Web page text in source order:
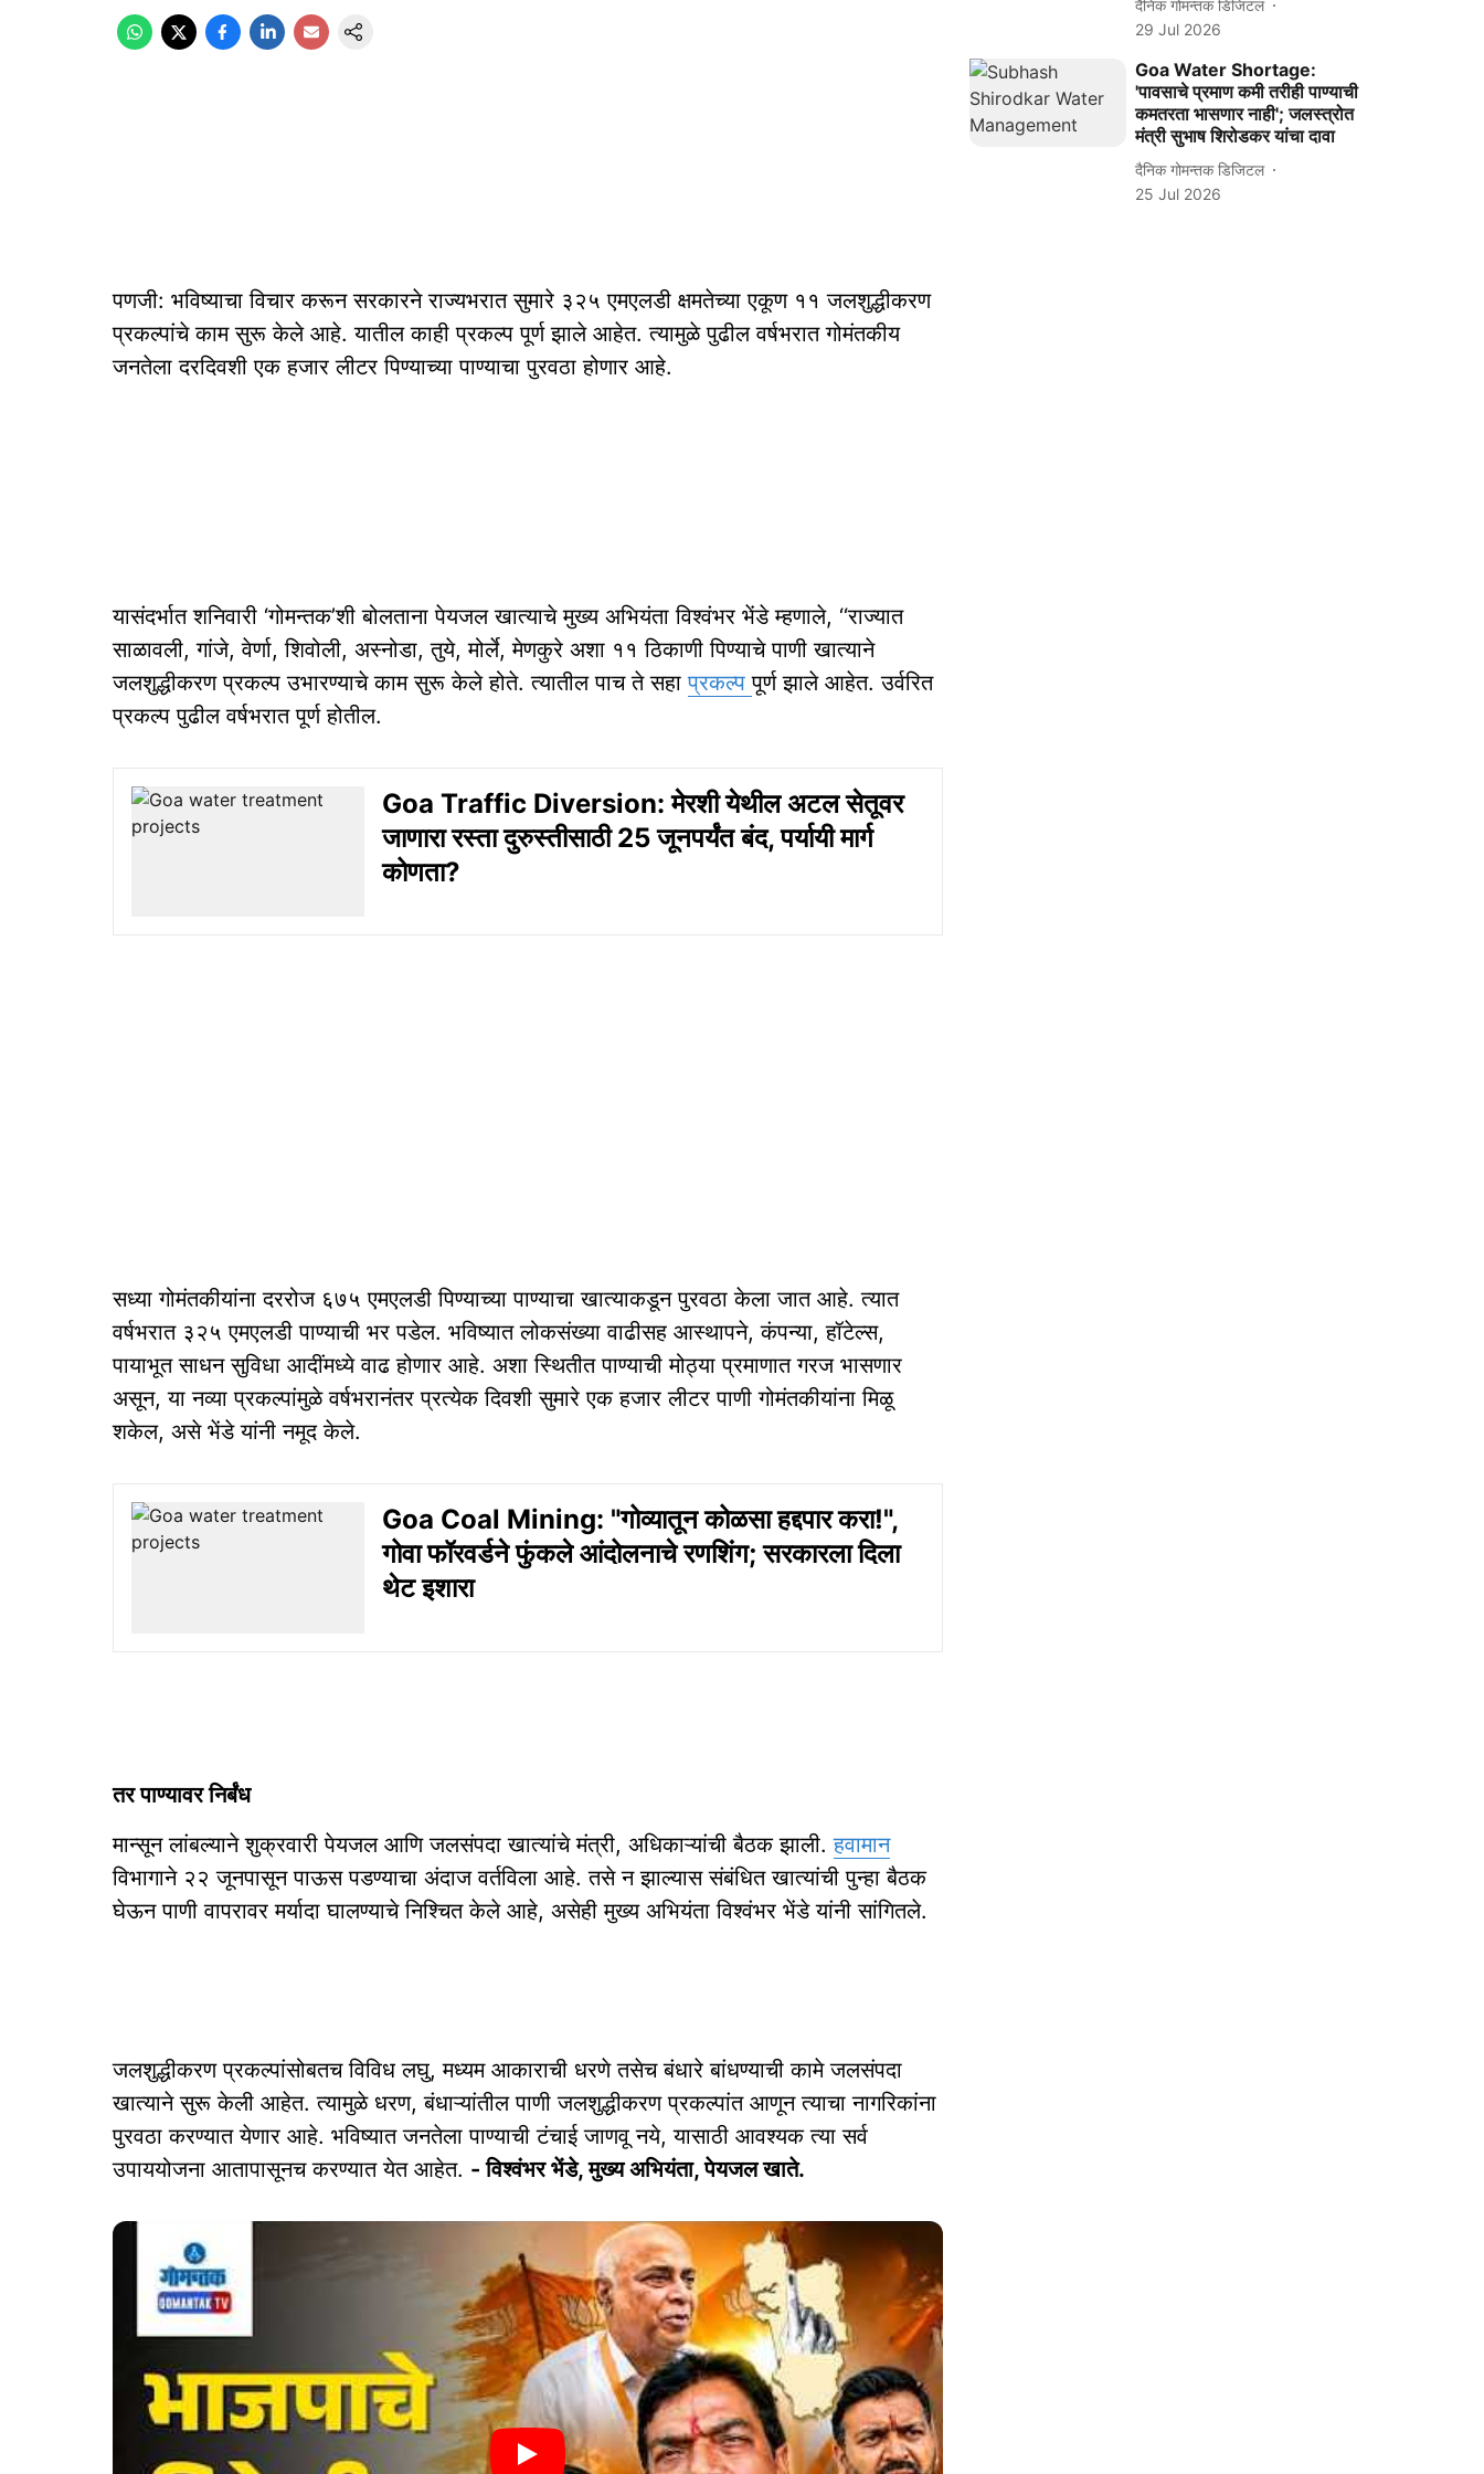
पणजी: भविष्‍याचा विचार करून सरकारने राज्‍यभरात सुमारे ३२५ एमएलडी क्षमतेच्‍या एकूण ११ जलशुद्धीकरण
प्रकल्‍पांचे काम सुरू केले आहे. यातील काही प्रकल्‍प पूर्ण झाले आहेत. त्‍यामुळे पुढील वर्षभरात गोमंतकीय
जनतेला दरदिवशी एक हजार लीटर पिण्‍याच्‍या पाण्‍याचा पुरवठा होणार आहे.
यासंदर्भात शनिवारी ‘गोमन्‍तक’शी बोलताना पेयजल खात्‍याचे मुख्‍य अभियंता विश्‍‍वंभर भेंडे म्‍हणाले, ‘‘राज्‍यात
साळावली, गांजे, वेर्णा, शिवोली, अस्‍नोडा, तुये, मोर्ले, मेणकुरे अशा ११ ठिकाणी पिण्‍याचे पाणी खात्‍याने
जलशुद्धीकरण प्रकल्‍प उभारण्‍याचे काम सुरू केले होते. त्‍यातील पाच ते सहाप्रकल्‍पपूर्ण झाले आहेत. उर्वरित
प्रकल्‍प पुढील वर्षभरात पूर्ण होतील.
Goa Traffic Diversion: मेरशी येथील अटल सेतूवर
जाणारा रस्ता दुरुस्तीसाठी 25 जूनपर्यंत बंद, पर्यायी मार्ग
कोणता?
सध्‍या गोमंतकीयांना दररोज ६७५ एमएलडी पिण्‍याच्‍या पाण्‍याचा खात्‍याकडून पुरवठा केला जात आहे. त्‍यात
वर्षभरात ३२५ एमएलडी पाण्‍याची भर पडेल. भविष्‍यात लोकसंख्‍या वाढीसह आस्‍थापने, कंपन्‍या, हॉटेल्‍स,
पायाभूत साधन सुविधा आदींमध्‍ये वाढ होणार आहे. अशा स्‍थितीत पाण्‍याची मोठ्या प्रमाणात गरज भासणार
असून, या नव्‍या प्रकल्‍पांमुळे वर्षभरानंतर प्रत्‍येक दिवशी सुमारे एक हजार लीटर पाणी गोमंतकीयांना मिळू
शकेल, असे भेंडे यांनी नमूद केले.
Goa Coal Mining: "गोव्यातून कोळसा हद्दपार करा!",
गोवा फॉरवर्डने फुंकले आंदोलनाचे रणशिंग; सरकारला दिला
थेट इशारा
तर पाण्यावर निर्बंध
मान्‍सून लांबल्‍याने शुक्रवारी पेयजल आणि जलसंपदा खात्‍यांचे मंत्री, अधिकाऱ्यांची बैठक झाली.हवामान
विभागाने २२ जूनपासून पाऊस पडण्याचा अंदाज वर्तविला आहे. तसे न झाल्‍यास संबंधित खात्यांची पुन्‍हा बैठक
घेऊन पाणी वापरावर मर्यादा घालण्‍याचे निश्‍चित केले आहे, असेही मुख्य अभियंता विश्‍‍वंभर भेंडे यांनी सांगितले.
जलशुद्धीकरण प्रकल्‍पांसोबतच विविध लघु, मध्‍यम आकाराची धरणे तसेच बंधारे बांधण्‍याची कामे जलसंपदा
खात्‍याने सुरू केली आहेत. त्‍यामुळे धरण, बंधाऱ्यांतील पाणी जलशुद्धीकरण प्रकल्‍पांत आणून त्‍याचा नागरिकांना
पुरवठा करण्‍यात येणार आहे. भविष्‍यात जनतेला पाण्‍याची टंचाई जाणवू नये, यासाठी आवश्‍‍यक त्‍या सर्व
उपाययोजना आतापासूनच करण्‍यात येत आहेत. - विश्‍‍वंभर भेंडे, मुख्‍य अभियंता, पेयजल खाते.
दैनिक गोमन्तक डिजिटल
29 Jul 2026
Goa Water Shortage:
'पावसाचे प्रमाण कमी तरीही पाण्याची
कमतरता भासणार नाही'; जलस्त्रोत
मंत्री सुभाष शिरोडकर यांचा दावा
दैनिक गोमन्तक डिजिटल
25 Jul 2026